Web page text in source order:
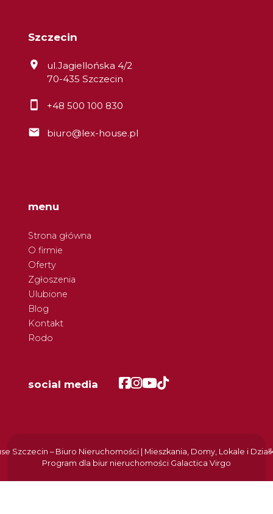
Szczecin
ul.Jagiellońska 4/2
70-435 Szczecin
+48 500 100 830
biuro@lex-house.pl
menu
Strona główna
O firmie
Oferty
Zgłoszenia
Ulubione
Blog
Kontakt
Rodo
social media Facebook
Facebook
Facebook
Facebook
Szczecin – Biuro Nieruchomości | Mieszkania, Domy, Lokale i
Program dla biur nieruchomości Galactica Virgo